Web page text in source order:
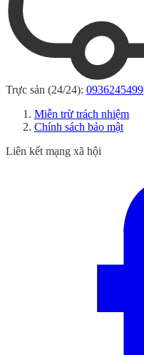
Trực sản (24/24): 0936245499
Miễn trừ trách nhiệm
Chính sách bảo mật
Liên kết mạng xã hội